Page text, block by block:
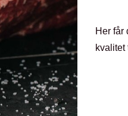
antal
Her får